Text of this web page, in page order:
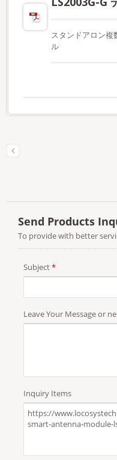
スタンドアロン複
ル